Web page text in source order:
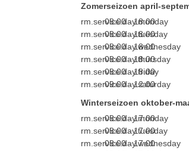
Zomerseizoen april-
rm.service.day.monday
08:00 - 18:00
rm.service.day.tuesday
08:00 - 18:00
rm.service.day.wednesday
08:00 - 18:00
rm.service.day.thursday
08:00 - 18:00
rm.service.day.friday
08:00 - 18:00
rm.service.day.saturday
09:00 - 12:00
Winterseizoen oktober-
rm.service.day.monday
08:00 - 17:00
rm.service.day.tuesday
08:00 - 17:00
rm.service.day.wednesday
08:00 - 17:00